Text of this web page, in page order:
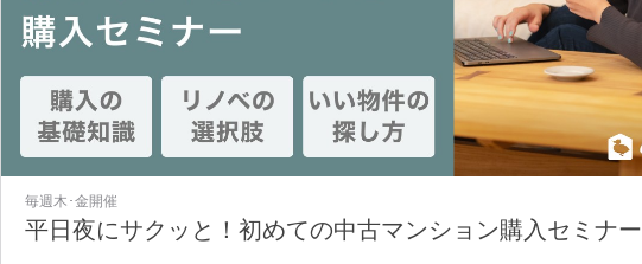
毎週木･金開催
平日夜にサクッと！初めての中古マンション購入セミナー